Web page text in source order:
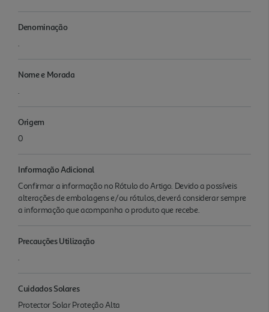
Denominação
.
Nome e Morada
.
Origem
0
Informação Adicional
Confirmar a informação no Rótulo do Artigo. Devido a possíveis
alterações de embalagens e/ou rótulos, deverá considerar sempre
a informação que acompanha o produto que recebe.
Precauções Utilização
.
Cuidados Solares
Protector Solar Proteção Alta